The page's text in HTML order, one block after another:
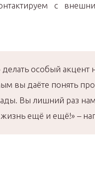
с
особый акцент
вы даёте понять
Вы лишний раз
ещё и ещё!» –